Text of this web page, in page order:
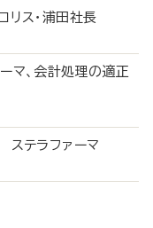
ス・浦田社長
マ、会計処理の適正
テラファーマ